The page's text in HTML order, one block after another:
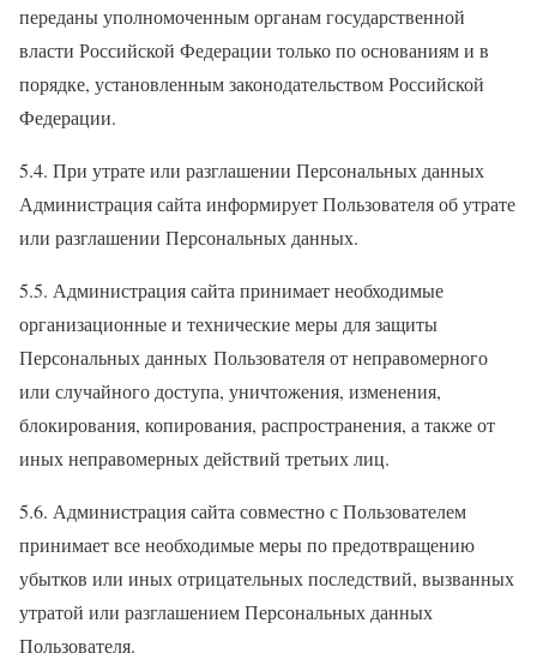
переданы уполномоченным органам государственной
власти Российской Федерации только по основаниям и в
порядке, установленным законодательством Российской
Федерации.
5.4. При утрате или разглашении Персональных данных
Администрация сайта информирует Пользователя об утрате
или разглашении Персональных данных.
5.5. Администрация сайта принимает необходимые
организационные и технические меры для защиты
Персональных данных Пользователя от неправомерного
или случайного доступа, уничтожения, изменения,
блокирования, копирования, распространения, а также от
иных неправомерных действий третьих лиц.
5.6. Администрация сайта совместно с Пользователем
принимает все необходимые меры по предотвращению
убытков или иных отрицательных последствий, вызванных
утратой или разглашением Персональных данных
Пользователя.